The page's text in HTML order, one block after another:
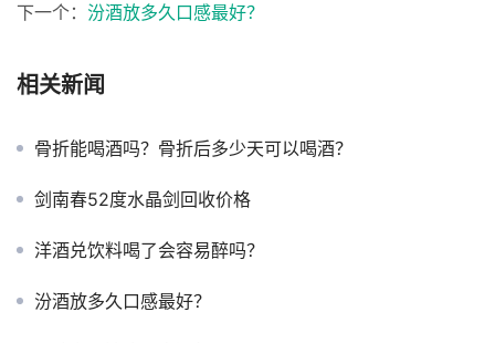
下一个： 汾酒放多久口感最好？
相关新闻
骨折能喝酒吗？骨折后多少天可以喝酒？
剑南春52度水晶剑回收价格
洋酒兑饮料喝了会容易醉吗？
汾酒放多久口感最好？